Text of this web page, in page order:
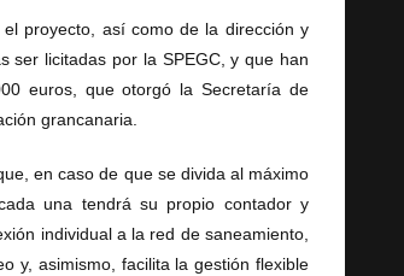
proyecto, así como de la dirección y
ser licitadas por la SPEGC, y que han
euros, que otorgó la Secretaría de
grancanaria.
en caso de que se divida al máximo
una tendrá su propio contador y
individual a la red de saneamiento,
y, asimismo, facilita la gestión flexible